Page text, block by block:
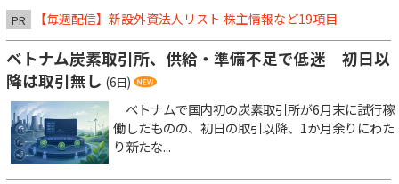
PR 【毎週配信】新設外資法人リスト 株主情報など19項目
ベトナム炭素取引所、供給・準備不足で低迷 初日以
降は取引無し (6日)
ベトナムで国内初の炭素取引所が6月末に試行稼
働したものの、初日の取引以降、1か月余りにわた
り新たな...